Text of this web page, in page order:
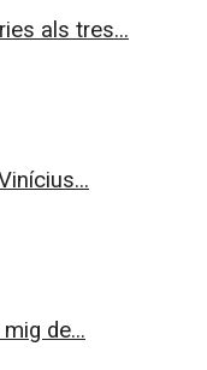
als tres...
de...